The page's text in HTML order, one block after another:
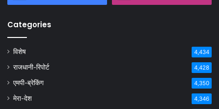
Categories
विशेष 4,434
राजधानी-रिपोर्ट 4,428
एमपी-ब्रेकिंग 4,350
मेरा-देश 4,346